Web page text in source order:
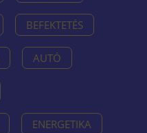
BEFEKTETÉS
AUTÓ
ENERGETIKA